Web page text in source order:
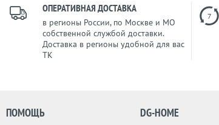
ОПЕРАТИВНАЯ ДОСТАВКА
в регионы России, по Москве и МО
собственной службой доставки.
Доставка в регионы удобной для вас
ТК
7
ПОМОЩЬ DG-HOME